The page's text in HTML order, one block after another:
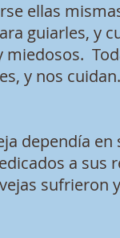
ellas
guiarles, y
y nos cuidan.
dependía
a sus
sufrieron